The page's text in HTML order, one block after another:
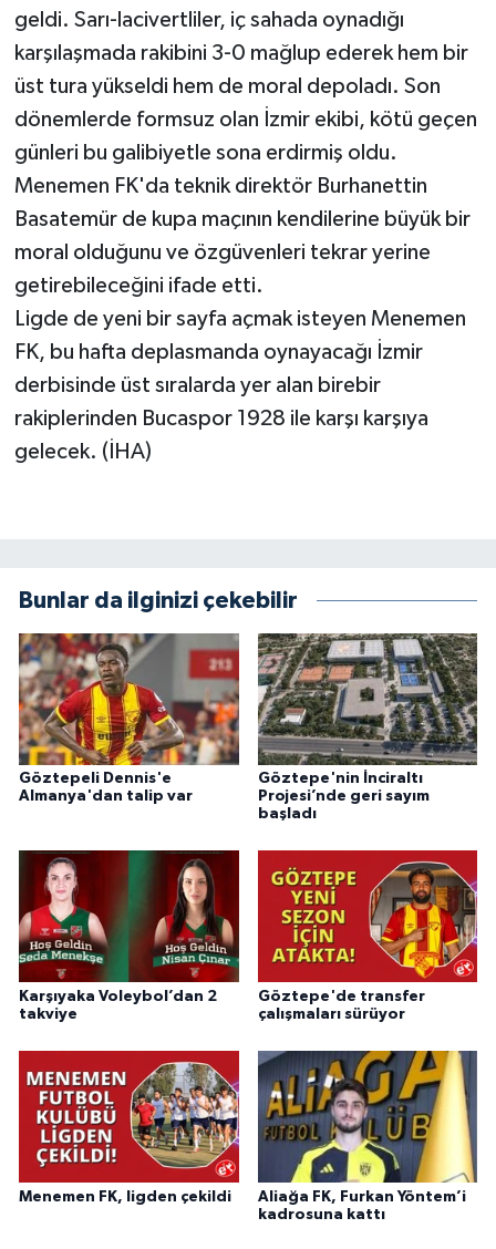
geldi. Sarı-lacivertliler, iç sahada oynadığı
karşılaşmada rakibini 3-0 mağlup ederek hem bir
üst tura yükseldi hem de moral depoladı. Son
dönemlerde formsuz olan İzmir ekibi, kötü geçen
günleri bu galibiyetle sona erdirmiş oldu.
Menemen FK'da teknik direktör Burhanettin
Basatemür de kupa maçının kendilerine büyük bir
moral olduğunu ve özgüvenleri tekrar yerine
getirebileceğini ifade etti.
Ligde de yeni bir sayfa açmak isteyen Menemen
FK, bu hafta deplasmanda oynayacağı İzmir
derbisinde üst sıralarda yer alan birebir
rakiplerinden Bucaspor 1928 ile karşı karşıya
gelecek. (İHA)
Bunlar da ilginizi çekebilir
Göztepeli Dennis'e
Almanya'dan talip var
Göztepe'nin İnciraltı
Projesi’nde geri sayım
başladı
Karşıyaka Voleybol’dan 2
takviye
Göztepe'de transfer
çalışmaları sürüyor
Menemen FK, ligden çekildi
Aliağa FK, Furkan Yöntem’i
kadrosuna kattı